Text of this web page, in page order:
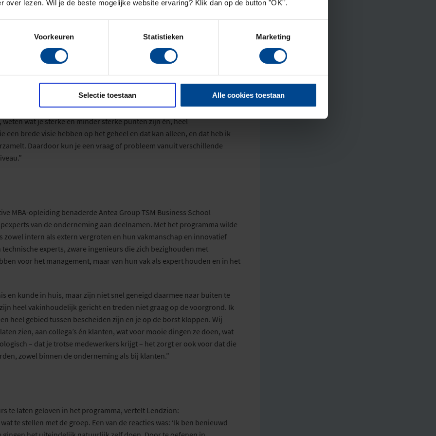
over lezen. Wil je de beste mogelijke website ervaring? Klik dan op de button "OK''.
Voorkeuren Statistieken Marketing
Selectie toestaan Alle cookies toestaan
antwoordt ze resoluut:
grotendeels door mannen gedomineerd, maar daarvan zegt Tanja
altijd gedaan wat ik leuk vond en als je dat met inzet doet en je blijft
in 2016 deExecutiveMBA-opleidingvanTSM Business School
als CEO voordeel van heeft. “Door die
MBA bij TSM heb
waar ik aan kan draaien, de vaardigheid om te schakelen tussen
wat je sterke en minder sterke punten zijnén, heel
brede visie hebben op het geheel en dat kan alleen, en dat heb ik
Daardoor kun je een vraag of probleem vanuit verschillende
MBA-opleiding benaderde Antea Group TSM Business School
van de onderneming aan deelnamen. Met het programma wilde
zowel intern als extern vergroten en hun vakmanschap en innovatief
technische experts, zware ingenieurs die zich bezighouden met
voor het management, maar van hun vak als expert houden en in het
en kunde in huis, maar zijn niet snel geneigd daarmee naar buiten te
heel vakinhoudelijk gericht en treden niet graag op de voorgrond. Ik
heel gebied tussen bescheiden zijn en je op de borst kloppen. Wij
zien, aan collega’s én klanten, wat voor mooie dingen ze doen, wat
– dat je trotse medewerkers krijgt– het zorgt er ook voor dat die
zowel binnen de onderneming als bij klanten.”
te laten geloven in het programma, vertelt Lendzion:
te stellen met de groep. Een van de reacties was: ‘Ik ben benieuwd